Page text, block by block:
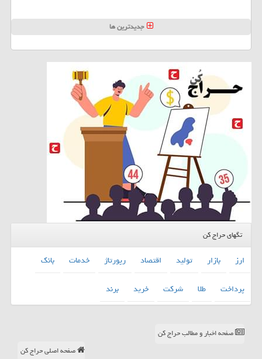
جدیدترین ها
تگهای حراج کن
ارز بازار تولید اقتصاد رپورتاژ خدمات
بانك
پرداخت
طلا شركت خرید برند
صفحه اخبار و مطالب حراج کن
صفحه اصلی حراج کن